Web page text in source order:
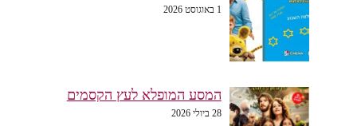
1 באוגוסט 2026
המסע המופלא לעץ הקסמים
28 ביולי 2026